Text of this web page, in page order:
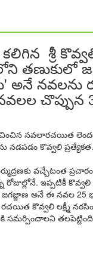
శ్రీ
తణుకులో
అనే
చొప్పున
నవలారచయిత
కొవ్వలి
వచ్చేటంత
ఇప్పటికీ కొవ్వలి
అనే ఈ నవల
రచయిత కొవ్వలి లక్ష్మీ
సమర్పించాలని